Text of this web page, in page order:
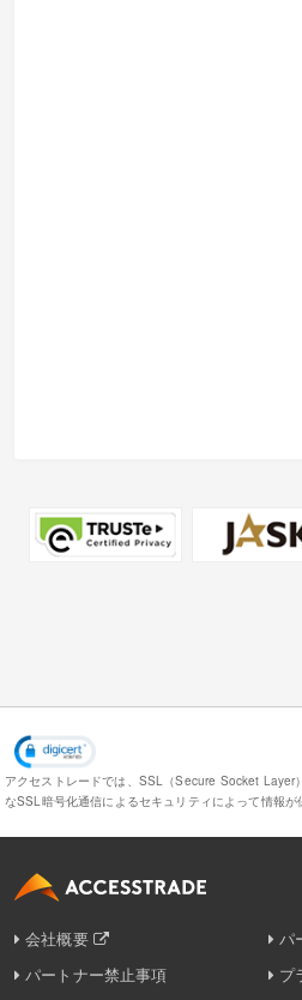
アクセストレードでは、SSL（Secure Socket Layer
なSSL暗号化通信によるセキュリティによって情報が
会社概要
パ
パートナー禁止事項
プ